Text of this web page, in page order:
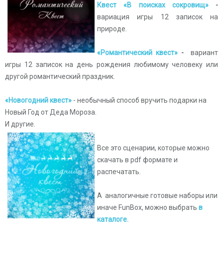
Квест «В поисках сокровищ»-
вариация игры 12 записок на
природе.
«Романтический квест» - вариант
игры 12 записок на день рождения любимому человеку или
другой романтический праздник.
«Новогодний квест» - необычный способ вручить подарки на
Новый Год от Деда Мороза.
И другие.
Все это сценарии, которые можно
скачать в pdf формате и
распечатать.
А аналогичные готовые наборы или
иначе FunBox, можно выбрать в
каталоге.